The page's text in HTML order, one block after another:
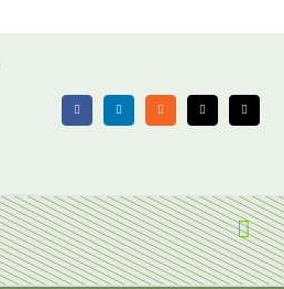
FacebookLinkedIn Rss X Email